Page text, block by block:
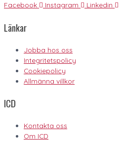
Facebook Instagram Linkedin
Länkar
Jobba hos oss
Integritetspolicy
Cookiepolicy
Allmänna villkor
ICD
Kontakta oss
Om ICD